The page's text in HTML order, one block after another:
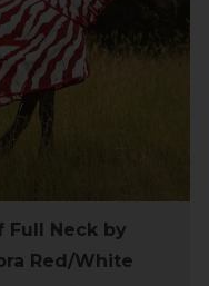
Full Neck by
Red/White